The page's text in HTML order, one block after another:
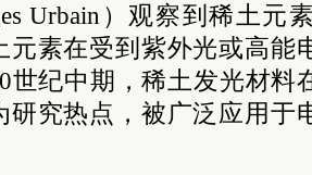
Urbain）观察到稀土元
元素在受到紫外光或高能
世纪中期，稀土发光材料
研究热点，被广泛应用于